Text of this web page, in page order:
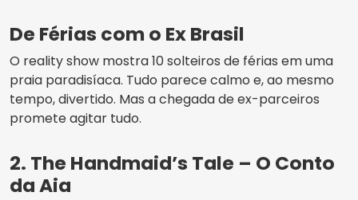
De Férias com o Ex Brasil
O reality show mostra 10 solteiros de férias em uma
praia paradisíaca. Tudo parece calmo e, ao mesmo
tempo, divertido. Mas a chegada de ex-parceiros
promete agitar tudo.
2. The Handmaid’s Tale – O Conto
da Aia